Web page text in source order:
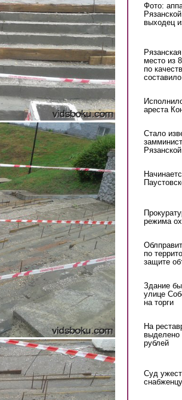
Фото:
выходец
место из
по
ареста
Стало
режима
по
защите
Здание
улице
на торги
На
выделено
рублей
Суд